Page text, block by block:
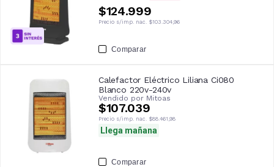
$124.999
Precio s/imp. nac. $103.304,96
Comparar
Calefactor Eléctrico Liliana Ci080
Blanco 220v-240v
Vendido por Mitoas
$107.039
Precio s/imp. nac. $88.461,98
Llega mañana
Comparar